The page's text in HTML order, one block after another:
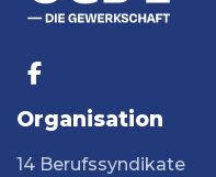
Organisation
14 Berufssyndikate